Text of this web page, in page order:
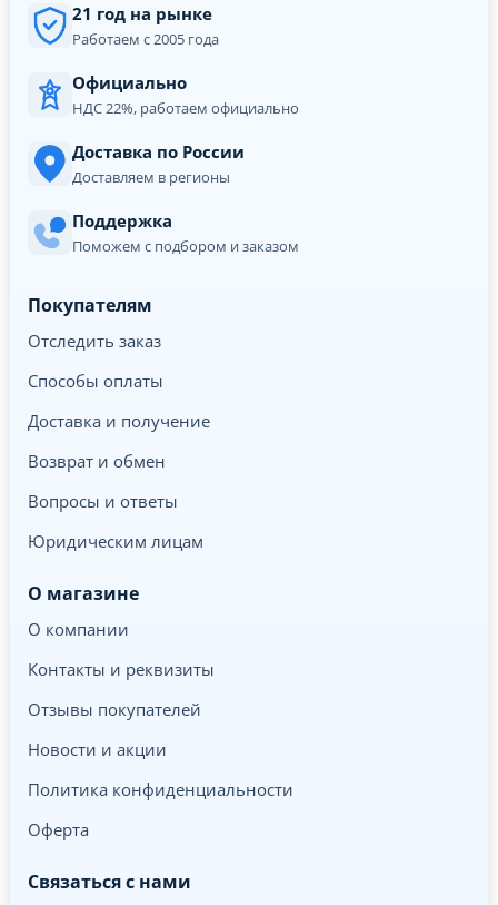
21 год на рынке
Работаем с 2005 года
Официально
НДС 22%, работаем официально
Доставка по России
Доставляем в регионы
Поддержка
Поможем с подбором и заказом
Покупателям
Отследить заказ
Способы оплаты
Доставка и получение
Возврат и обмен
Вопросы и ответы
Юридическим лицам
О магазине
О компании
Контакты и реквизиты
Отзывы покупателей
Новости и акции
Политика конфиденциальности
Оферта
Связаться с нами